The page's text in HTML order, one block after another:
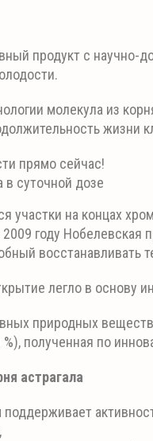
продукт с научно-
молекула из
жизни
прямо сейчас!
в суточной дозе
участки на концах
году
восстанавливать
легло в основу
природных
полученная по
астрагала